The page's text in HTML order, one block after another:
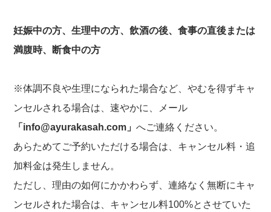
妊娠中の方、生理中の方、飲酒の後、食事の直後または
満腹時、断食中の方
※体調不良や生理になられた場合など、やむを得ずキャ
ンセルされる場合は、速やかに、メール
「info@ayurakasah.com」へご連絡ください。
あらためてご予約いただける場合は、キャンセル料・追
加料金は発生しません。
ただし、理由の如何にかかわらず、連絡なく無断にキャ
ンセルされた場合は、キャンセル料100%とさせていた